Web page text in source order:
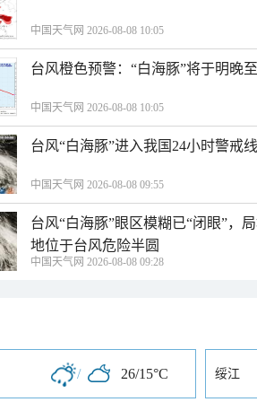
中国天气网 2026-08-08 10:05
台风橙色预警：“白海豚”将于明晚
中国天气网 2026-08-08 10:05
台风“白海豚”进入我国24小时警戒
中国天气网 2026-08-08 09:55
台风“白海豚”眼区模糊已“闭眼”，
地位于台风危险半圆
中国天气网 2026-08-08 09:28
/ 26/15°C 绥江